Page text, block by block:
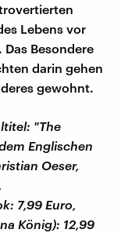
Lebens vor
Besondere
darin gehen
gewohnt.
"The
Englischen
Oeser,
7,99 Euro,
König): 12,99